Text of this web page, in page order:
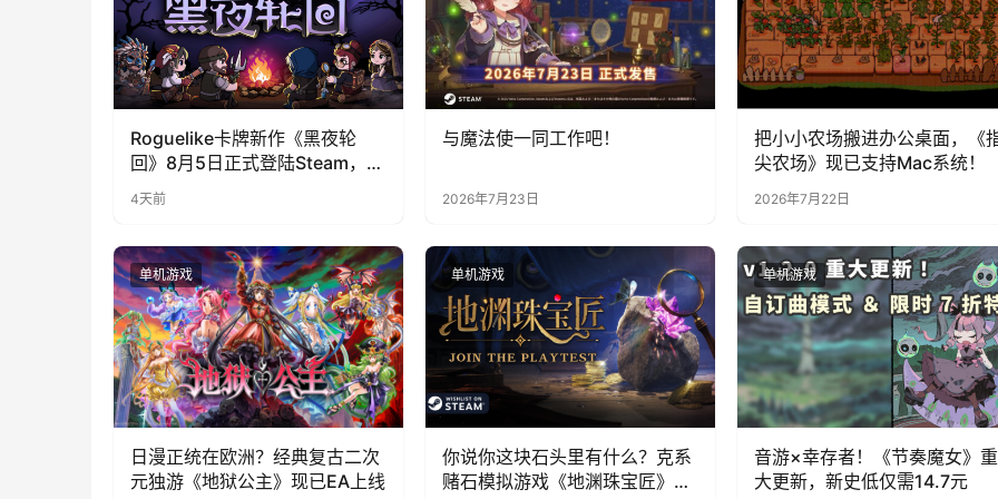
Roguelike卡牌新作《黑夜轮
回》8月5日正式登陆Steam，首
发9折优惠开启
4天前
与魔法使一同工作吧！
2026年7月23日
把小小农场搬进办公桌面，《
尖农场》现已支持Mac系统！
2026年7月22日
单机游戏
日漫正统在欧洲？经典复古二次
元独游《地狱公主》现已EA上线
单机游戏
你说你这块石头里有什么？克系
赌石模拟游戏《地渊珠宝匠》6
单机游戏
音游×幸存者！《节奏魔女》重
大更新，新史低仅需14.7元